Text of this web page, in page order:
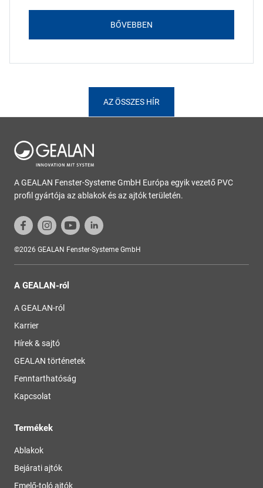
BŐVEBBEN
AZ ÖSSZES HÍR
A GEALAN Fenster-Systeme GmbH Európa egyik vezető PVC
profil gyártója az ablakok és az ajtók területén.
©2026 GEALAN Fenster-Systeme GmbH
A GEALAN-ról
A GEALAN-ról
Karrier
Hírek & sajtó
GEALAN történetek
Fenntarthatóság
Kapcsolat
Termékek
Ablakok
Bejárati ajtók
Emelő-toló ajtók